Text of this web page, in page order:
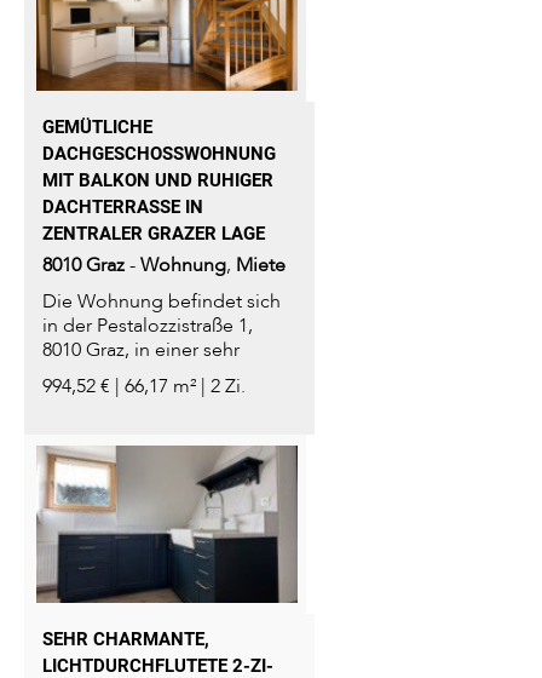
GEMÜTLICHE
DACHGESCHOSSWOHNUNG
MIT BALKON UND RUHIGER
DACHTERRASSE IN
ZENTRALER GRAZER LAGE
8010Graz-Wohnung, Miete
Die Wohnung befindet sich
in der Pestalozzistraße 1,
8010 Graz, in einer sehr
zentralen und beliebten...
994,52 € | 66,17 m² | 2 Zi.
SEHR CHARMANTE,
LICHTDURCHFLUTETE 2-ZI-